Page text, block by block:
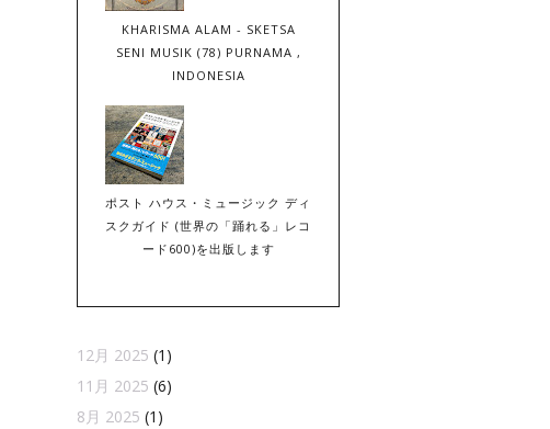
KHARISMA ALAM - SKETSA
SENI MUSIK (78) PURNAMA ,
INDONESIA
ポスト ハウス・ミュージック ディ
スクガイド (世界の「踊れる」レコ
ード600)を出版します
12月 2025 (1)
11月 2025 (6)
8月 2025 (1)